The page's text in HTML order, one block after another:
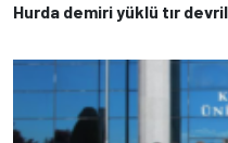
Hurda demiri yüklü tır